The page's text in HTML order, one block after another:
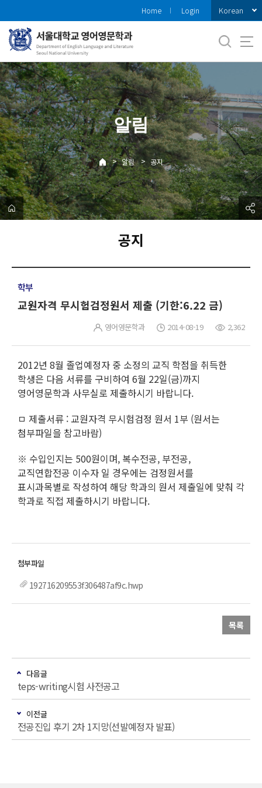
로
메
뉴
Home Login Korean
알림
> 알림 > 공지
공지
학부
교원자격 무시험검정원서 제출 (기한:6.22 금)
영어영문학과 2014-08-19 2,362
2012년 8월 졸업예정자 중 소정의 교직 학점을 취득한
학생은 다음 서류를 구비하여 6월 22일(금)까지
영어영문학과 사무실로 제출하시기 바랍니다.
ㅁ 제출서류 : 교원자격 무시험검정 원서 1부 (원서는
첨부파일을 참고바람)
※ 수입인지는 500원이며, 복수전공, 부전공,
교직연합전공 이수자 일 경우에는 검정원서를
표시과목별로 작성하여 해당 학과의 원서 제출일에 맞춰 각
학과로 직접 제출하시기 바랍니다.
192716209553f306487af9c.hwp
목록
다음글
teps-writing시험 사전공고
이전글
전공진입 후기 2차 1지망(선발예정자 발표)